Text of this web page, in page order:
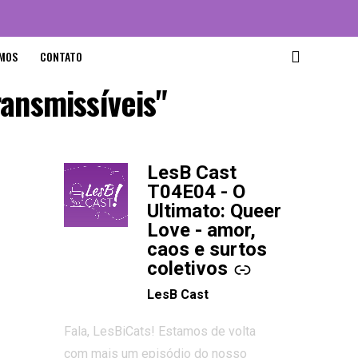
CONTATO
LesB Cast
T04E04 - O
Ultimato: Queer
Love - amor,
caos e surtos
coletivos
-
LesB Cast
Fala, LesBiCats! Estamos de volta
com mais um episódio do nosso